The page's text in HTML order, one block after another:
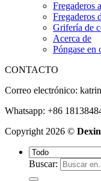
Fregaderos
Fregaderos
Grifería de
Acerca de
Póngase en
CONTACTO
Correo electrónico:
Whatsapp: +86
Copyright 2026 ©
Buscar: